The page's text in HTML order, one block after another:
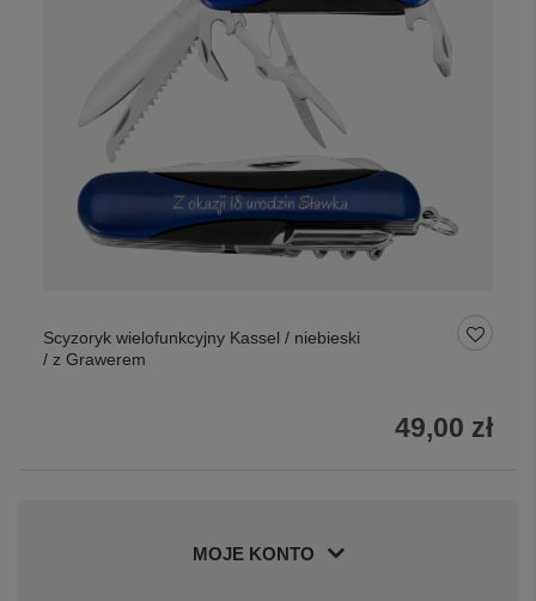
Scyzoryk wielofunkcyjny Kassel / niebieski
/ z Grawerem
49,00 zł
MOJE KONTO